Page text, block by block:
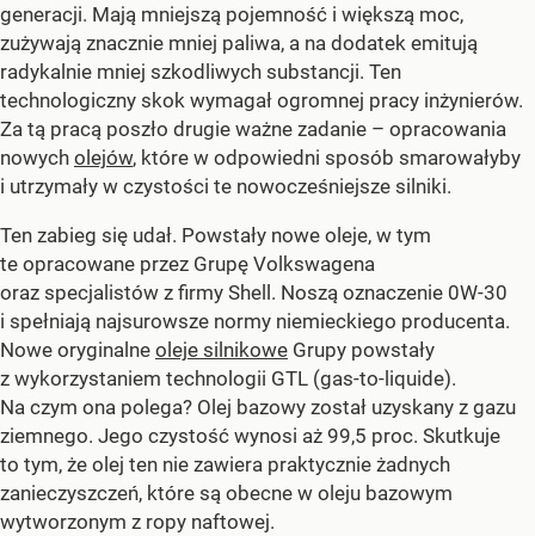
generacji. Mają mniejszą pojemność i większą moc,
zużywają znacznie mniej paliwa, a na dodatek emitują
radykalnie mniej szkodliwych substancji. Ten
technologiczny skok wymagał ogromnej pracy inżynierów.
Za tą pracą poszło drugie ważne zadanie – opracowania
nowych olejów, które w odpowiedni sposób smarowałyby
i utrzymały w czystości te nowocześniejsze silniki.
Ten zabieg się udał. Powstały nowe oleje, w tym
te opracowane przez Grupę Volkswagena
oraz specjalistów z firmy Shell. Noszą oznaczenie 0W-30
i spełniają najsurowsze normy niemieckiego producenta.
Nowe oryginalne oleje silnikowe Grupy powstały
z wykorzystaniem technologii GTL (gas-to-liquide).
Na czym ona polega? Olej bazowy został uzyskany z gazu
ziemnego. Jego czystość wynosi aż 99,5 proc. Skutkuje
to tym, że olej ten nie zawiera praktycznie żadnych
zanieczyszczeń, które są obecne w oleju bazowym
wytworzonym z ropy naftowej.